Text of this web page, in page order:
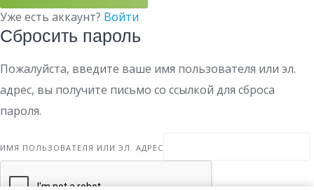
Уже есть аккаунт? Войти
Сбросить пароль
Пожалуйста, введите ваше имя пользователя или эл.
адрес, вы получите письмо со ссылкой для сброса
пароля.
ИМЯ ПОЛЬЗОВАТЕЛЯ ИЛИ ЭЛ. АДРЕС